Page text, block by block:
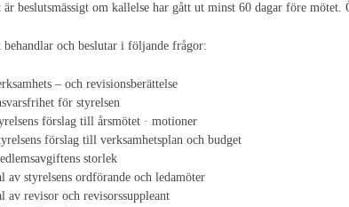
är beslutsmässigt om kallelse har gått ut minst 60 dagar före mötet.
behandlar och beslutar i följande frågor:
– och revisionsberättelse
för styrelsen
förslag till årsmötet · motioner
förslag till verksamhetsplan och budget
storlek
av styrelsens ordförande och ledamöter
av revisor och revisorssuppleant